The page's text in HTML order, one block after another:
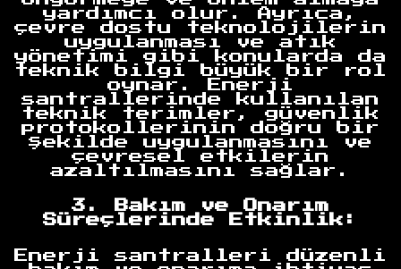
yardımcı olur. Ayrıca,
çevre dostu teknolojilerin
uygulanması ve atık
yönetimi gibi konularda da
teknik bilgi büyük bir rol
oynar. Enerji
santrallerinde kullanılan
teknik terimler, güvenlik
protokollerinin doğru bir
şekilde uygulanmasını ve
çevresel etkilerin
azaltılmasını sağlar.
3. Bakım ve Onarım
Süreçlerinde Etkinlik:
Enerji santralleri düzenli